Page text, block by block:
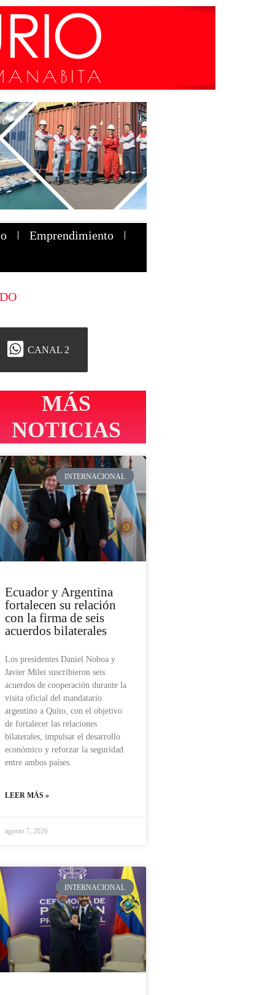
Emprendimiento
CANAL 2
MÁS
NOTICIAS
INTERNACIONAL
Ecuador y Argentina
fortalecen su relación
con la firma de seis
acuerdos bilaterales
Los presidentes Daniel Noboa y
Javier Milei suscribieron seis
acuerdos de cooperación durante la
visita oficial del mandatario
argentino a Quito, con el objetivo
de fortalecer las relaciones
bilaterales, impulsar el desarrollo
económico y reforzar la seguridad
entre ambos países.
LEER MÁS »
agosto 7, 2026
INTERNACIONAL